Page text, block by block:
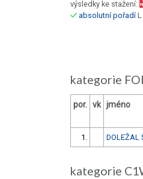
výsledky ke stažení:
absolutní pořadíL
kategorie
por. vk jméno
1. DOLEŽAL
kategorie